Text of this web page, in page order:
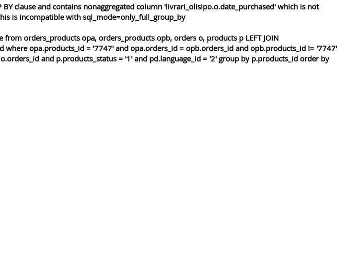
BY clause and contains nonaggregated column 'livrari_olisipo.o.date_purchased' which is not
is incompatible with sql_mode=only_full_group_by
orders_products opa, orders_products opb, orders o, products p LEFT JOIN
opa.products_id = '7747' and opa.orders_id = opb.orders_id and opb.products_id != '7747'
and p.products_status = '1' and pd.language_id = '2' group by p.products_id order by